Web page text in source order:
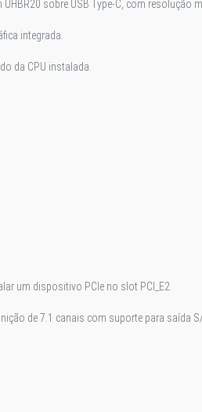
sobre USB Type-C, com resolução
integrada.
da CPU instalada.
um dispositivo PCIe no slot PCI_E2.
de 7.1 canais com suporte para saída S/